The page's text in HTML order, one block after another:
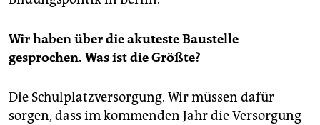
Wir haben über die akuteste Baustelle
gesprochen. Was ist die Größte?
Die Schulplatzversorgung. Wir müssen dafür
sorgen, dass im kommenden Jahr die Versorgung